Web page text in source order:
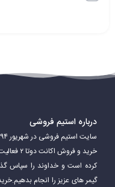
درباره استیم فروشی
خرید و
کرده است و خداوند را سپاس